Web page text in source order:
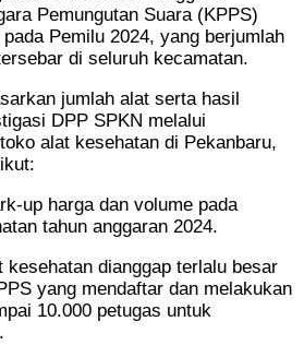
Pemungutan Suara (KPPS)
Pemilu 2024, yang berjumlah
di seluruh kecamatan.
jumlah alat serta hasil
DPP SPKN melalui
alat kesehatan di Pekanbaru,
up harga dan volume pada
tahun anggaran 2024.
dianggap terlalu besar
yang mendaftar dan melakukan
10.000 petugas untuk